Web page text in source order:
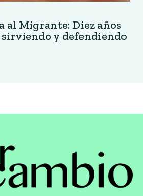
al Migrante: Diez años
y defendiendo